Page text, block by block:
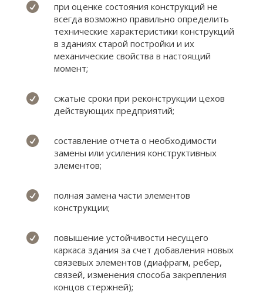

при оценке состояния конструкций не
всегда возможно правильно определить
технические характеристики конструкций
в зданиях старой постройки и их
механические свойства в настоящий
момент;

сжатые сроки при реконструкции цехов
действующих предприятий;

составление отчета о необходимости
замены или усиления конструктивных
элементов;

полная замена части элементов
конструкции;

повышение устойчивости несущего
каркаса здания за счет добавления новых
связевых элементов (диафрагм, ребер,
связей, изменения способа закрепления
концов стержней);